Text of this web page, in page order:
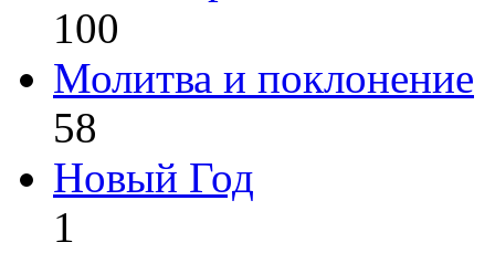
100
Молитва и поклонение
58
Новый Год
1